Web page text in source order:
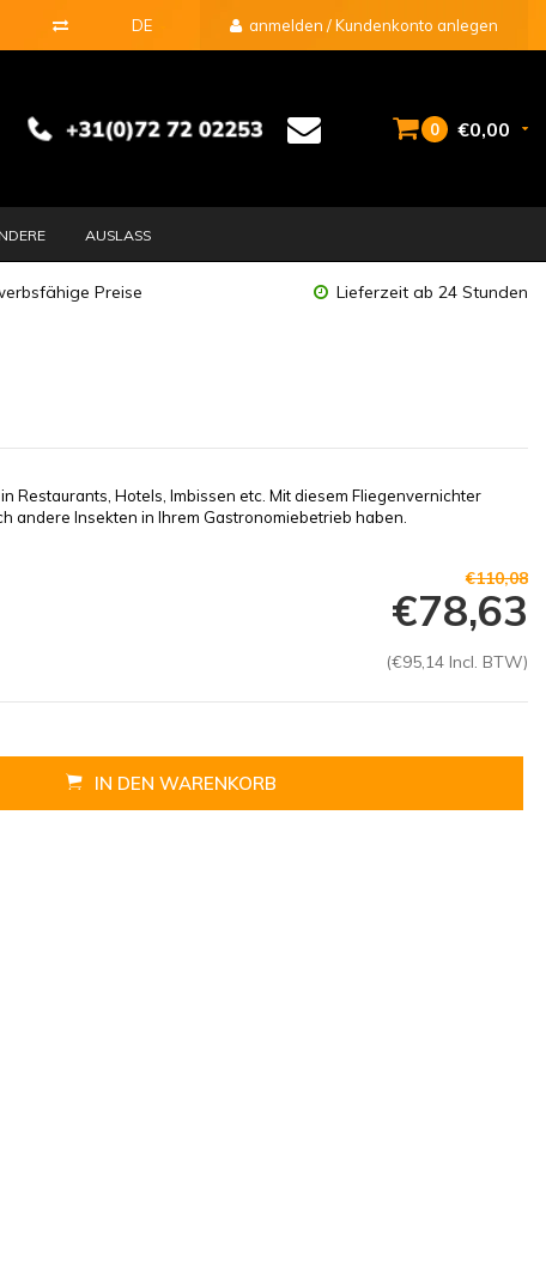
DE anmelden / Kundenkonto anlegen
0 €0,00
AUSLASS
Preise Lieferzeit ab 24 Stunden
Restaurants, Hotels, Imbissen etc. Mit diesem Fliegenvernichter
andere Insekten in Ihrem Gastronomiebetrieb haben.
€110,08
€78,63
(€95,14 Incl. BTW)
IN DEN WARENKORB